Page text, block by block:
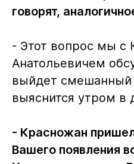
говорят,
- Этот вопрос мы с
Анатольевичем
выйдет смешанный
выяснится утром в
- Красножан
Вашего появления